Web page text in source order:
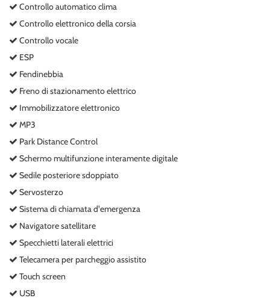
Controllo automatico clima
Controllo elettronico della corsia
Controllo vocale
ESP
Fendinebbia
Freno di stazionamento elettrico
Immobilizzatore elettronico
MP3
Park Distance Control
Schermo multifunzione interamente digitale
Sedile posteriore sdoppiato
Servosterzo
Sistema di chiamata d'emergenza
Navigatore satellitare
Specchietti laterali elettrici
Telecamera per parcheggio assistito
Touch screen
USB